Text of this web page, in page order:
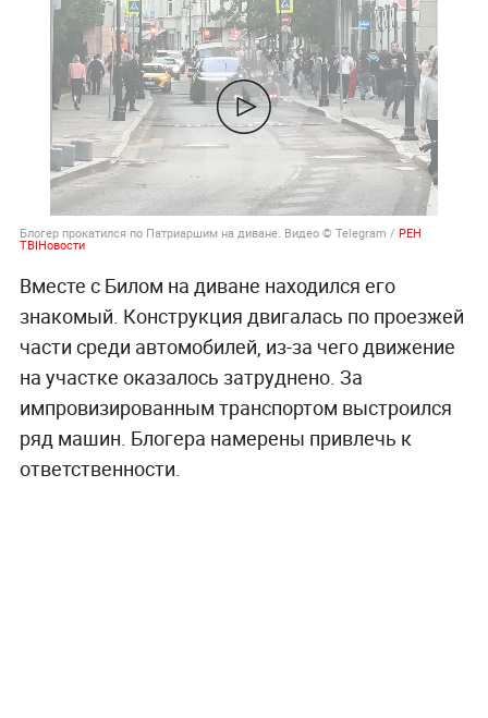
Блогер прокатился по Патриаршим на диване. Видео © Telegram / РЕН
ТВIНовости
Вместе с Билом на диване находился его
знакомый. Конструкция двигалась по проезжей
части среди автомобилей, из-за чего движение
на участке оказалось затруднено. За
импровизированным транспортом выстроился
ряд машин. Блогера намерены привлечь к
ответственности.